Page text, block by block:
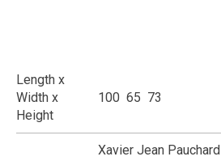
Length x
Width x
Height
100 65 73
Xavier Jean Pauchard